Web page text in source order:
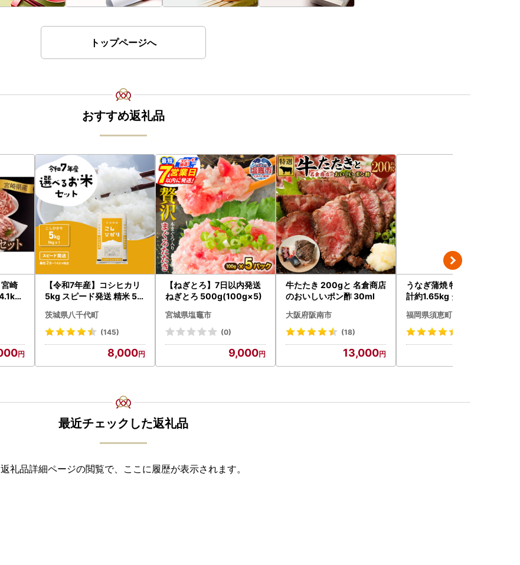
トップページへ
おすすめ返礼品
崎
【令和7年産】コシヒカリ
5kg スピード発送 精米 5k
町
茨城県八千代町
(145)
8,000
【ねぎとろ】7日以内発送
ねぎとろ 500g(100g×5)
宮城県塩竈市
(0)
9,000
牛たたき 200gと 名倉商店
のおいしいポン酢 30ml
大阪府阪南市
(18)
13,000
うなぎ蒲焼 特大 無頭 5尾
計約1.65kg タレ付き | う
福岡県須恵町
最近チェックした返礼品
返礼品詳細ページの閲覧で、ここに履歴が表示されます。